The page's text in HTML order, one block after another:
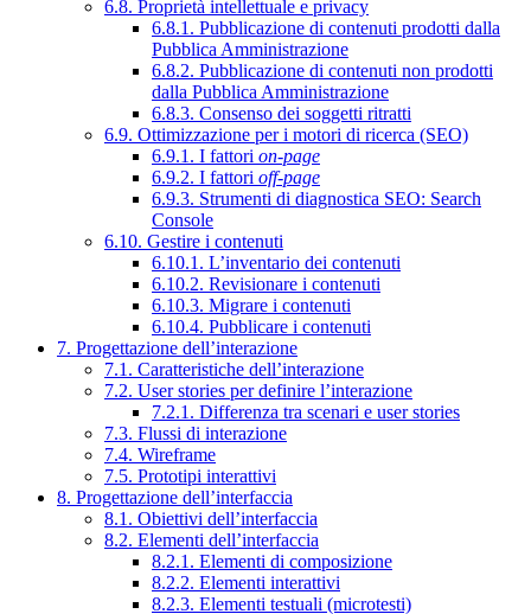
6.8. Proprietà intellettuale e privacy
6.8.1. Pubblicazione di contenuti prodotti dalla
Pubblica Amministrazione
6.8.2. Pubblicazione di contenuti non prodotti
dalla Pubblica Amministrazione
6.8.3. Consenso dei soggetti ritratti
6.9. Ottimizzazione per i motori di ricerca (SEO)
6.9.1. I fattori on-page
6.9.2. I fattori off-page
6.9.3. Strumenti di diagnostica SEO: Search
Console
6.10. Gestire i contenuti
6.10.1. L’inventario dei contenuti
6.10.2. Revisionare i contenuti
6.10.3. Migrare i contenuti
6.10.4. Pubblicare i contenuti
7. Progettazione dell’interazione
7.1. Caratteristiche dell’interazione
7.2. User stories per definire l’interazione
7.2.1. Differenza tra scenari e user stories
7.3. Flussi di interazione
7.4. Wireframe
7.5. Prototipi interattivi
8. Progettazione dell’interfaccia
8.1. Obiettivi dell’interfaccia
8.2. Elementi dell’interfaccia
8.2.1. Elementi di composizione
8.2.2. Elementi interattivi
8.2.3. Elementi testuali (microtesti)